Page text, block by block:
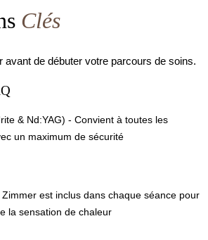
Clés
avant de débuter votre parcours de soins.
& Nd:YAG) - Convient à toutes les
un maximum de sécurité
est inclus dans chaque séance pour
la sensation de chaleur